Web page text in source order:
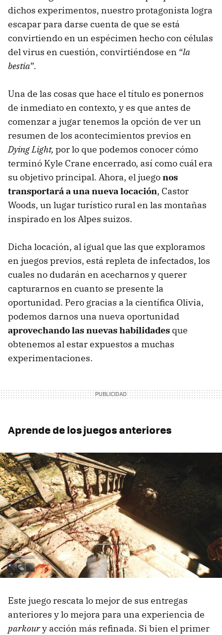
dichos experimentos, nuestro protagonista logra
escapar para darse cuenta de que se está
convirtiendo en un espécimen hecho con células
del virus en cuestión, convirtiéndose en “la
bestia”.
Una de las cosas que hace el título es ponernos
de inmediato en contexto, y es que antes de
comenzar a jugar tenemos la opción de ver un
resumen de los acontecimientos previos en
Dying Light, por lo que podemos conocer cómo
terminó Kyle Crane encerrado, así como cuál era
su objetivo principal. Ahora, el juegonos
transportará a una nueva locación, Castor
Woods, un lugar turístico rural en las montañas
inspirado en los Alpes suizos.
Dicha locación, al igual que las que exploramos
en juegos previos, está repleta de infectados, los
cuales no dudarán en acecharnos y querer
capturarnos en cuanto se presente la
oportunidad. Pero gracias a la científica Olivia,
podemos darnos una nueva oportunidad
aprovechando las nuevas habilidades que
obtenemos al estar expuestos a muchas
experimentaciones.
Aprende de los juegos anteriores
Este juego rescata lo mejor de sus entregas
anteriores y lo mejora para una experiencia de
parkoury acción más refinada. Si bien el primer